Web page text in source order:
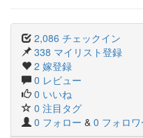
2,086 チェックイン
338 マイリスト登録
2 嫁登録
0 レビュー
0 いいね
0 注目タグ
0 フォロー & 0 フォロワ